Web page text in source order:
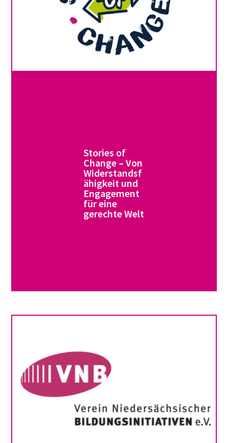
Stories of
Change – Von
Widerstandsf
ähigkeit und
Engagement
für eine
gerechte Welt